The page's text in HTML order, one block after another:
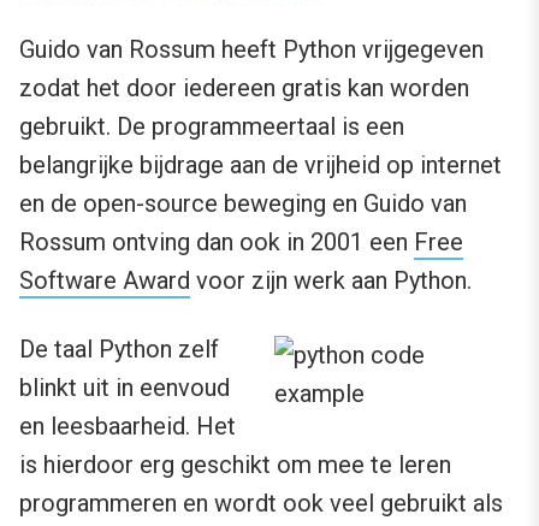
Guido van Rossum heeft Python vrijgegeven
zodat het door iedereen gratis kan worden
gebruikt. De programmeertaal is een
belangrijke bijdrage aan de vrijheid op internet
en de open-source beweging en Guido van
Rossum ontving dan ook in 2001 een Free
Software Award voor zijn werk aan Python.
De taal Python zelf
blinkt uit in eenvoud
en leesbaarheid. Het
is hierdoor erg geschikt om mee te leren
programmeren en wordt ook veel gebruikt als